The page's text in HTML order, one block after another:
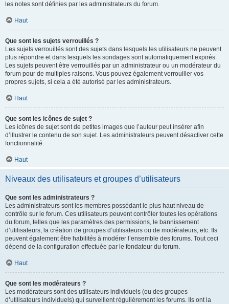
les notes sont définies par les administrateurs du forum.
Haut
Que sont les sujets verrouillés ?
Les sujets verrouillés sont des sujets dans lesquels les utilisateurs ne peuvent
plus répondre et dans lesquels les sondages sont automatiquement expirés.
Les sujets peuvent être verrouillés par un administrateur ou un modérateur du
forum pour de multiples raisons. Vous pouvez également verrouiller vos
propres sujets, si cela a été autorisé par les administrateurs.
Haut
Que sont les icônes de sujet ?
Les icônes de sujet sont de petites images que l’auteur peut insérer afin
d’illustrer le contenu de son sujet. Les administrateurs peuvent désactiver cette
fonctionnalité.
Haut
Niveaux des utilisateurs et groupes d’utilisateurs
Que sont les administrateurs ?
Les administrateurs sont les membres possédant le plus haut niveau de
contrôle sur le forum. Ces utilisateurs peuvent contrôler toutes les opérations
du forum, telles que les paramètres des permissions, le bannissement
d’utilisateurs, la création de groupes d’utilisateurs ou de modérateurs, etc. Ils
peuvent également être habilités à modérer l’ensemble des forums. Tout ceci
dépend de la configuration effectuée par le fondateur du forum.
Haut
Que sont les modérateurs ?
Les modérateurs sont des utilisateurs individuels (ou des groupes
d’utilisateurs individuels) qui surveillent régulièrement les forums. Ils ont la